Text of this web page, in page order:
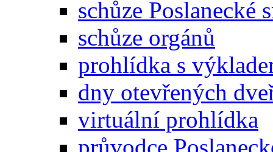
schůze Poslanecké
schůze orgánů
prohlídka s
dny otevřených
virtuální prohlídka
průvodce